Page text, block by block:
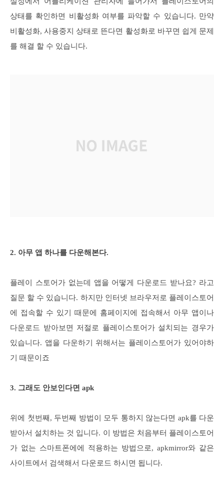
상태를 확인하면 비활성화 여부를 파악할 수 있습니다. 만약
비활성화, 사용중지 상태로 뜬다면 활성화로 바꾸면 쉽게 문제
를 해결 할 수 있습니다.
2. 아무 앱 하나를 다운해본다.
플레이 스토어가 없는데 앱을 어떻게 다운로드 받나요? 라고
질문 할 수 있습니다. 하지만 인터넷 브라우저로 플레이스토어
에 접속할 수 있기 때문에 홈페이지에 접속해서 아무 앱이나
다운로드 받아보면 저절로 플레이스토어가 설치되는 경우가
있습니다. 앱을 다운하기 위해서는 플레이스토어가 있어야하
기 때문이죠
3. 그래도 안보인다면 apk
위에 첫번째, 두번째 방법이 모두 통하지 않는다면 apk를 다운
받아서 설치하는 것 입니다. 이 방법은 처음부터 플레이스토어
가 없는 스마트폰에에 적용하는 방법으로, apkmirror와 같은
사이트에서 검색해서 다운로드 하시면 됩니다.